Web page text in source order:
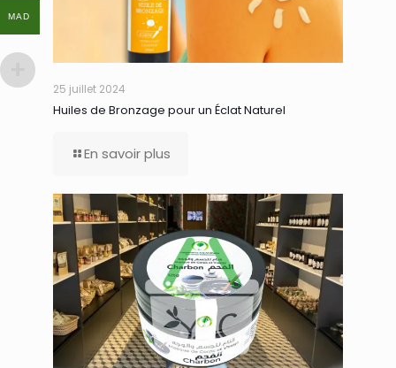
25 juillet 2024
Huiles de Bronzage pour un Éclat Naturel
En savoir plus
MAD
MAD